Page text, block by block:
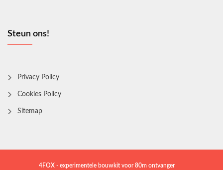
Steun ons!
Privacy Policy
Cookies Policy
Sitemap
4FOX - experimentele bouwkit voor 80m ontvanger